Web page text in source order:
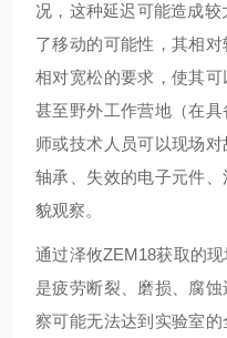
况，这种延迟可能造成
了移动的可能性，其相
相对宽松的要求，使其
甚至野外工作营地（在
师或技术人员可以现场
轴承、失效的电子元件
貌观察。
通过泽攸ZEM18获取的
是疲劳断裂、磨损、腐
察可能无法达到实验室